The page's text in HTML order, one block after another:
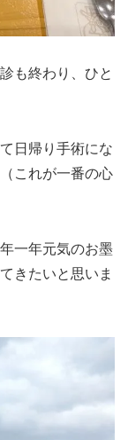
も終わり、ひと
日帰り手術にな
これが一番の心
一年元気のお墨
きたいと思いま